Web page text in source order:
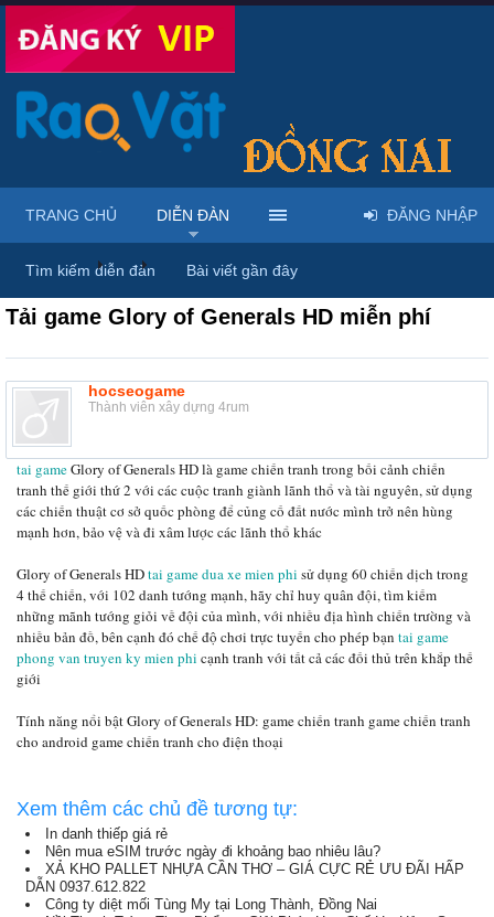
Diễn đàn ... Rao vặt tổng hợp - Uy tín - Miễn phí
Tải game Glory of Generals HD miễn phí
hocseogame
Thành viên xây dựng 4rum
tai gameGlory of Generals HD là game chiến tranh trong bối cảnh chiến
tranh thế giới thứ 2 với các cuộc tranh giành lãnh thổ và tài nguyên, sử dụng
các chiến thuật cơ sở quốc phòng để củng cố đất nước mình trở nên hùng
mạnh hơn, bảo vệ và đi xâm lược các lãnh thổ khác
Glory of Generals HDtai game dua xe mien phi sử dụng 60 chiến dịch trong
4 thế chiến, với 102 danh tướng mạnh, hãy chỉ huy quân đội, tìm kiếm
những mãnh tướng giỏi về đội của mình, với nhiều địa hình chiến trường và
nhiều bản đồ, bên cạnh đó chế độ chơi trực tuyến cho phép bạn tai game
phong van truyen ky mien phi cạnh tranh với tất cả các đối thủ trên khắp thế
giới
Tính năng nổi bật Glory of Generals HD: game chiến tranh game chiến tranh
cho android game chiến tranh cho điện thoại
Xem thêm các chủ đề tương tự:
In danh thiếp giá rẻ
Nên mua eSIM trước ngày đi khoảng bao nhiêu lâu?
XẢ KHO PALLET NHỰA CẦN THƠ – GIÁ CỰC RẺ ƯU ĐÃI HẤP
DẪN 0937.612.822
Công ty diệt mối Tùng My tại Long Thành, Đồng Nai
TRANG CHỦ DIỄN ĐÀN
Tìm kiếm diễn đàn Bài viết gần đây
ĐĂNG NHẬP